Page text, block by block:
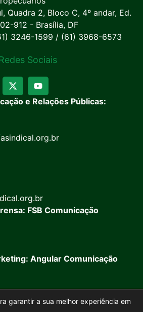
Quadra 2, Bloco C, 4º andar, Ed.
912 - Brasília, DF
3246-1599 / (61) 3968-6573
Sociais
e Relações Públicas:
FSB Comunicação
Angular Comunicação
garantir a sua melhor experiência em